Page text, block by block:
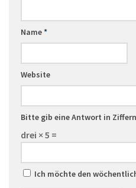
Name*
Website
Bitte gib eine Antwort in
drei × 5 =
Ich möchte den